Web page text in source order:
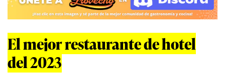
El mejor restaurante de hotel
del 2023